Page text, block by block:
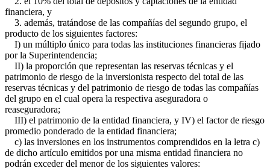
financiera, y
3. además, tratándose de las compañías del segundo grupo, el
producto de los siguientes factores:
I) un múltiplo único para todas las instituciones financieras fijado
por la Superintendencia;
II) la proporción que representan las reservas técnicas y el
patrimonio de riesgo de la inversionista respecto del total de las
reservas técnicas y del patrimonio de riesgo de todas las compañías
del grupo en el cual opera la respectiva aseguradora o
reaseguradora;
III) el patrimonio de la entidad financiera, y IV) el factor de riesgo
promedio ponderado de la entidad financiera;
c) las inversiones en los instrumentos comprendidos en la letra c)
de dicho artículo emitidos por una misma entidad financiera no
podrán exceder del menor de los siguientes valores: